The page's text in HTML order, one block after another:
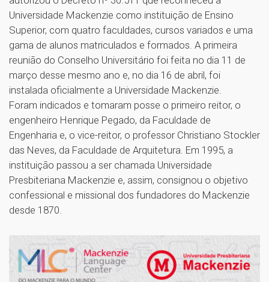
Universidade Mackenzie como instituição de Ensino
Superior, com quatro faculdades, cursos variados e uma
gama de alunos matriculados e formados. A primeira
reunião do Conselho Universitário foi feita no dia 11 de
março desse mesmo ano e, no dia 16 de abril, foi
instalada oficialmente a Universidade Mackenzie.
Foram indicados e tomaram posse o primeiro reitor, o
engenheiro Henrique Pegado, da Faculdade de
Engenharia e, o vice-reitor, o professor Christiano Stockler
das Neves, da Faculdade de Arquitetura. Em 1995, a
instituição passou a ser chamada Universidade
Presbiteriana Mackenzie e, assim, consignou o objetivo
confessional e missional dos fundadores do Mackenzie
desde 1870.